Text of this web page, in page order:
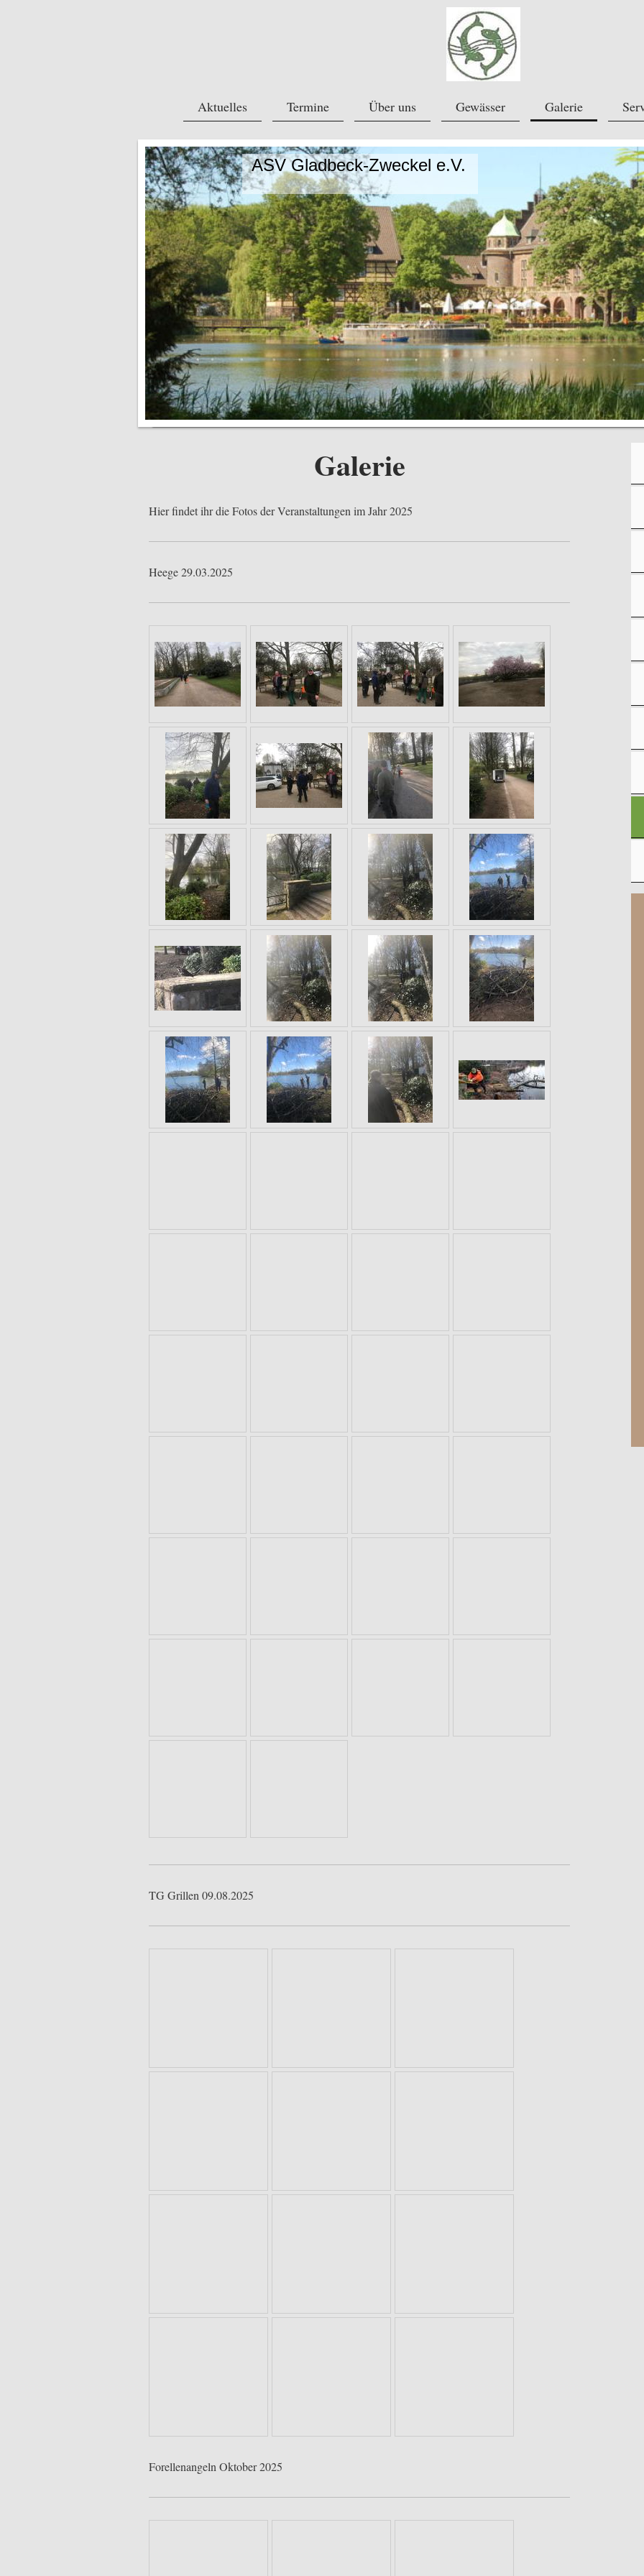
Aktuelles Termine Über uns Gewässer Galerie
ASV Gladbeck-Zweckel e.V.
Galerie
Hier findet ihr die Fotos der Veranstaltungen im Jahr 2025
Heege 29.03.2025
TG Grillen 09.08.2025
Forellenangeln Oktober 2025